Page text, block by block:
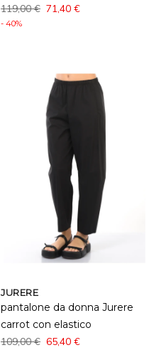
119,00 € 71,40 €
- 40%
JURERE
pantalone da donna Jurere
carrot con elastico
109,00 € 65,40 €